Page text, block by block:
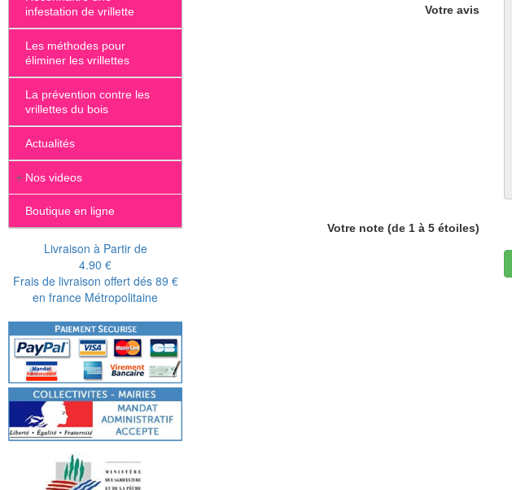
infestation de vrillette
Les méthodes pour
éliminer les vrillettes
La prévention contre les
vrillettes du bois
Actualités
+ Nos videos
Boutique en ligne
Livraison à Partir de
4.90 €
Frais de livraison offert dés 89 €
en france Métropolitaine
Votre avis
Votre note (de 1 à 5 étoiles)